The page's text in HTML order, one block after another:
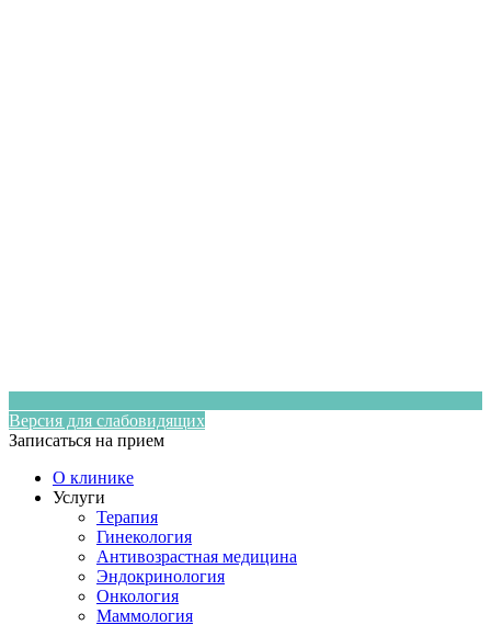
Версия для слабовидящих
Записаться на прием
О клинике
Услуги
Терапия
Гинекология
Антивозрастная медицина
Эндокринология
Онкология
Маммология